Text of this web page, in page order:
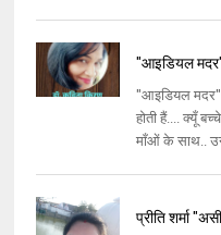
"आइडियल मदर"
"आइडियल मदर"
होती हैं.... क्यूँ
माँओं के साथ..
प्रीति शर्मा